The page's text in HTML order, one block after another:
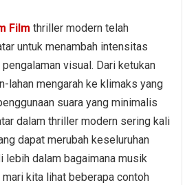
Film thriller modern telah
untuk menambah intensitas
visual. Dari ketukan
lahan mengarah ke klimaks yang
suara yang minimalis
dalam thriller modern sering kali
dapat merubah keseluruhan
lebih dalam bagaimana musik
kita lihat beberapa contoh